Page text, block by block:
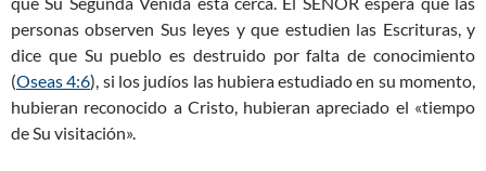
personas observen Sus leyes y que estudien las Escrituras, y
dice que Su pueblo es destruido por falta de conocimiento
(Oseas 4:6), si los judíos las hubiera estudiado en su momento,
hubieran reconocido a Cristo, hubieran apreciado el «tiempo
de Su visitación».